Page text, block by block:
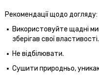
Рекомендації щодо догляду:
Використовуйте щадні
зберігав свої властивості.
Не відбілювати.
Сушити природньо,